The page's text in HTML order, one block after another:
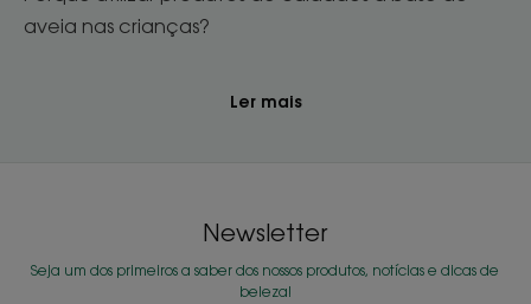
aveia nas crianças?
Ler mais
Newsletter
Seja um dos primeiros a saber dos nossos produtos, notícias e dicas de
beleza!